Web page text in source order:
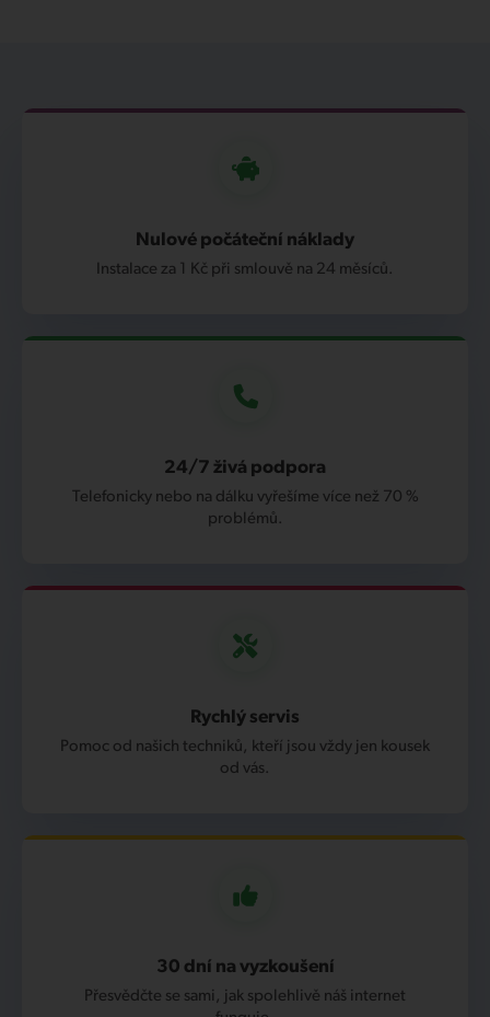
Nulové počáteční náklady
Instalace za 1 Kč při smlouvě na 24 měsíců.
24/7 živá podpora
Telefonicky nebo na dálku vyřešíme více než 70 %
problémů.
Rychlý servis
Pomoc od našich techniků, kteří jsou vždy jen kousek
od vás.
30 dní na vyzkoušení
Přesvědčte se sami, jak spolehlivě náš internet